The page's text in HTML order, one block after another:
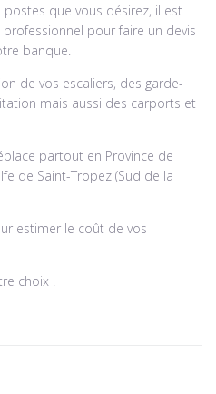
que vous désirez, il est
pour faire un devis
banque.
de vos escaliers, des garde-
mais aussi des carports et
partout en Province de
de Saint-Tropez (Sud de la
estimer le coût de vos
choix !